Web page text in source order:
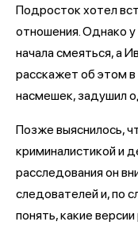
Подросток хотел
отношения. Однако у
начала смеяться, а
расскажет об этом
насмешек, задушил
Позже выяснилось,
криминалистикой и
расследования он
следователей и, по
понять, какие